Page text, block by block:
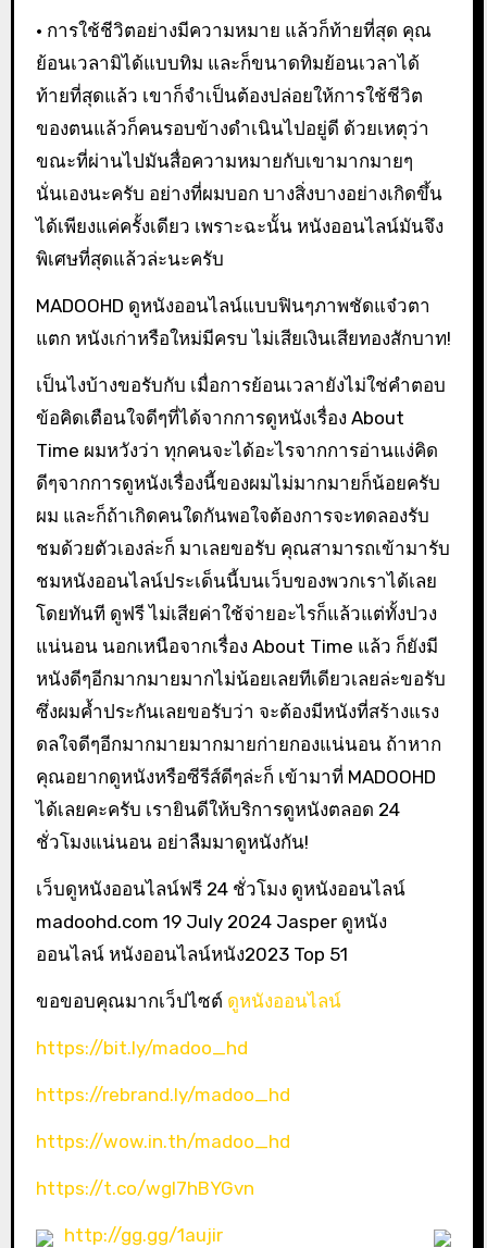
• การใช้ชีวิตอย่างมีความหมาย แล้วก็ท้ายที่สุด คุณ
ย้อนเวลามิได้แบบทิม และก็ขนาดทิมย้อนเวลาได้
ท้ายที่สุดแล้ว เขาก็จำเป็นต้องปล่อยให้การใช้ชีวิต
ของตนแล้วก็คนรอบข้างดำเนินไปอยู่ดี ด้วยเหตุว่า
ขณะที่ผ่านไปมันสื่อความหมายกับเขามากมายๆ
นั่นเองนะครับ อย่างที่ผมบอก บางสิ่งบางอย่างเกิดขึ้น
ได้เพียงแค่ครั้งเดียว เพราะฉะนั้น หนังออนไลน์มันจึง
พิเศษที่สุดแล้วล่ะนะครับ
MADOOHD ดูหนังออนไลน์แบบฟินๆภาพชัดแจ๋วตา
แตก หนังเก่าหรือใหม่มีครบ ไม่เสียเงินเสียทองสักบาท!
เป็นไงบ้างขอรับกับ เมื่อการย้อนเวลายังไม่ใช่คำตอบ
ข้อคิดเตือนใจดีๆที่ได้จากการดูหนังเรื่อง About
Time ผมหวังว่า ทุกคนจะได้อะไรจากการอ่านแง่คิด
ดีๆจากการดูหนังเรื่องนี้ของผมไม่มากมายก็น้อยครับ
ผม และก็ถ้าเกิดคนใดกันพอใจต้องการจะทดลองรับ
ชมด้วยตัวเองล่ะก็ มาเลยขอรับ คุณสามารถเข้ามารับ
ชมหนังออนไลน์ประเด็นนี้บนเว็บของพวกเราได้เลย
โดยทันที ดูฟรี ไม่เสียค่าใช้จ่ายอะไรก็แล้วแต่ทั้งปวง
แน่นอน นอกเหนือจากเรื่อง About Time แล้ว ก็ยังมี
หนังดีๆอีกมากมายมากไม่น้อยเลยทีเดียวเลยล่ะขอรับ
ซึ่งผมค้ำประกันเลยขอรับว่า จะต้องมีหนังที่สร้างแรง
ดลใจดีๆอีกมากมายมากมายก่ายกองแน่นอน ถ้าหาก
คุณอยากดูหนังหรือซีรีส์ดีๆล่ะก็ เข้ามาที่ MADOOHD
ได้เลยคะครับ เรายินดีให้บริการดูหนังตลอด 24
ชั่วโมงแน่นอน อย่าลืมมาดูหนังกัน!
เว็บดูหนังออนไลน์ฟรี 24 ชั่วโมง ดูหนังออนไลน์
madoohd.com 19 July 2024 Jasper ดูหนัง
ออนไลน์ หนังออนไลน์หนัง2023 Top 51
ขอขอบคุณมากเว็ปไซต์ ดูหนังออนไลน์
https://bit.ly/madoo_hd
https://rebrand.ly/madoo_hd
https://wow.in.th/madoo_hd
https://t.co/wgl7hBYGvn
http://gg.gg/1aujir